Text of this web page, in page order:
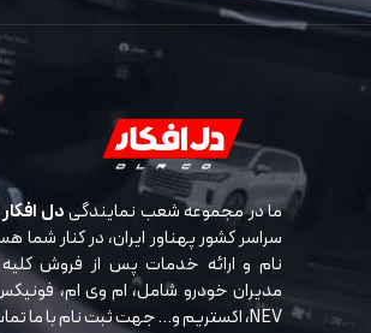
ما در مجموعه شعب نمایندگیدل افکار
سراسر کشور پهناور ایران، در کنار شما
نام و ارائه خدمات پس از فروش
مدیران خودرو شامل، ام وی ام،
NEV، اکستریم و… جهت ثبت نام با ما تماس بگیرید.